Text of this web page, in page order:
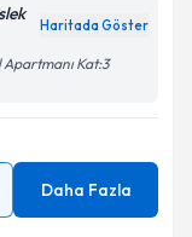
Haritada Göster
Apartmanı Kat:3
Daha Fazla